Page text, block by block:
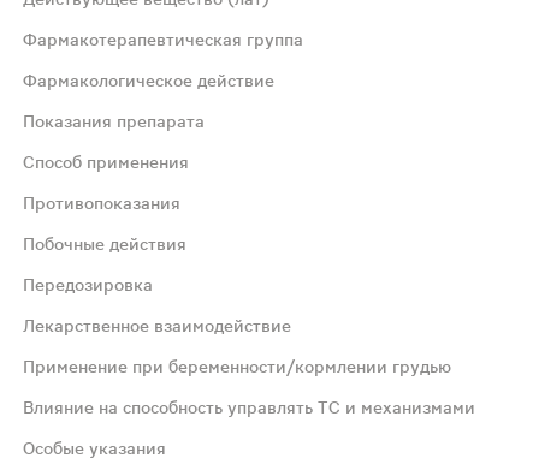
элементами, являющихся важными
в день, или по указанию врача. Без рекомендации
наличии гипервитаминоза А и D,
Фармакотерапевтическая группа
Фармакологическое действие
Показания препарата
Способ применения
Противопоказания
Побочные действия
Передозировка
Лекарственное взаимодействие
Применение при беременности/кормлении грудью
Влияние на способность управлять ТС и механизмами
Особые указания